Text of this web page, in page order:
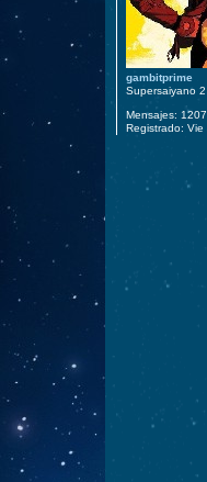
gambitprime
Supersaiyano 2
Mensajes: 1207
Registrado: Vie